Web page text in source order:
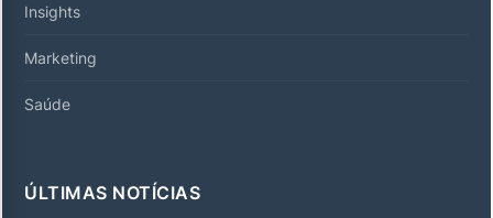
Insights
Marketing
Saúde
ÚLTIMAS NOTÍCIAS